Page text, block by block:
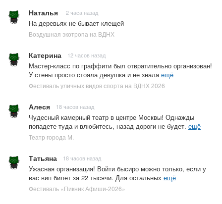
Наталья 2 часа назад
На деревьях не бывает клещей
Воздушная экотропа на ВДНХ
Катерина 12 часов назад
Мастер-класс по граффити был отвратительно организован!
У стены просто стояла девушка и не зналаещё
Фестиваль уличных видов спорта на ВДНХ 2026
Алеся 18 часов назад
Чудесный камерный театр в центре Москвы! Однажды
попадете туда и влюбитесь, назад дороги не будет. ещё
Театр города М.
Татьяна 18 часов назад
Ужасная организация! Войти бысиро можно только, если у
вас вип билет за 22 тысячи. Для остальных ещё
Фестиваль «Пикник Афиши-2026»